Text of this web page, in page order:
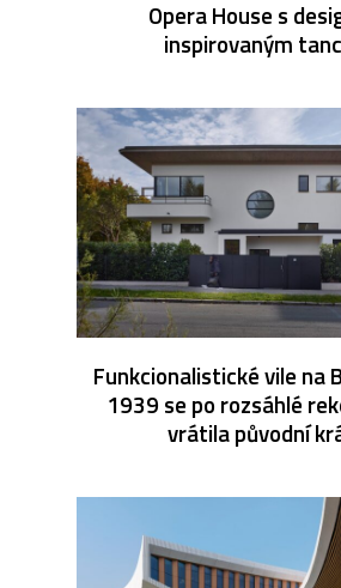
Opera House s
inspirovaným
Funkcionalistické vile na
1939 se po rozsáhlé
vrátila původní